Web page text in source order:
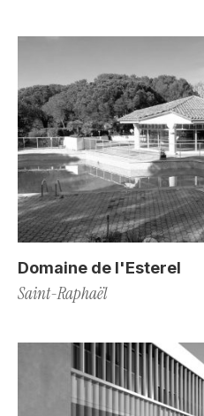
Domaine de l'Esterel
Saint-Raphaël